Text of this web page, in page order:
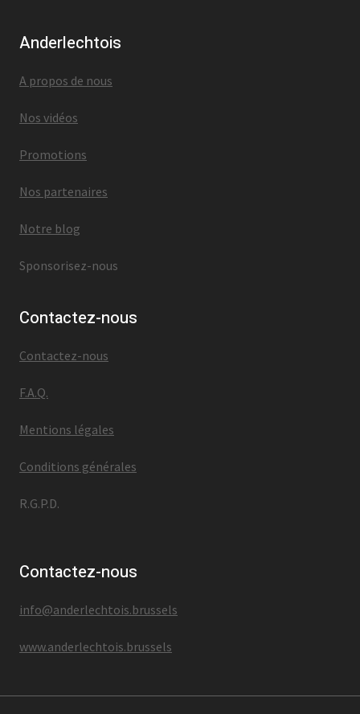
Anderlechtois
A propos de nous
Nos vidéos
Promotions
Nos partenaires
Notre blog
Sponsorisez-nous
Contactez-nous
Contactez-nous
F.A.Q.
Mentions légales
Conditions générales
R.G.P.D.
Contactez-nous
info@anderlechtois.brussels
www.anderlechtois.brussels